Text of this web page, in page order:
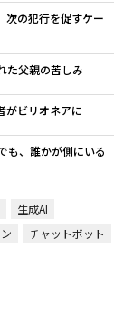
次の犯行を促すケー
た父親の苦しみ
がビリオネアに
も、誰かが側にいる
生成AI
チャットボット